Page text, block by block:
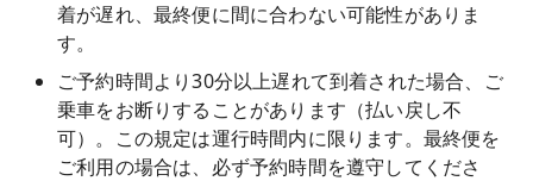
着が遅れ、最終便に間に合わない可能性がありま
す。
ご予約時間より30分以上遅れて到着された場合、ご
乗車をお断りすることがあります（払い戻し不
可）。この規定は運行時間内に限ります。最終便を
ご利用の場合は、必ず予約時間を遵守してくださ